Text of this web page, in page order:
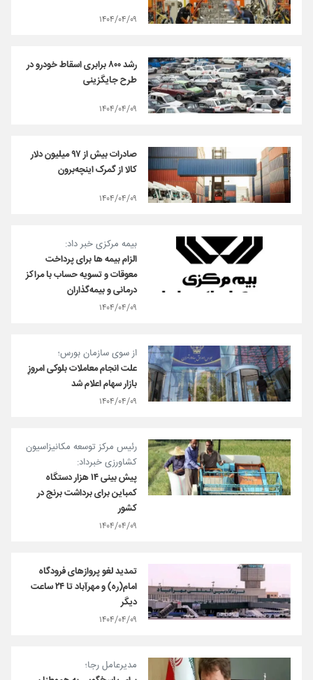
۱۴۰۴/۰۴/۰۹
رشد ۸۰۰ برابری اسقاط خودرو در
طرح جایگزینی
۱۴۰۴/۰۴/۰۹
صادرات بیش از ۹۷ میلیون دلار
کالا از گمرک اینچه‌برون
۱۴۰۴/۰۴/۰۹
بیمه مرکزی خبر داد:
الزام بیمه ها برای پرداخت
معوقات و تسویه حساب با مراکز
درمانی و بیمه‌گذاران
۱۴۰۴/۰۴/۰۹
از سوی سازمان بورس؛
علت انجام معاملات بلوکی امروزِ
بازار سهام اعلام شد
۱۴۰۴/۰۴/۰۹
رئیس مرکز توسعه مکانیزاسیون
کشاورزی خبرداد:
پیش بینی ۱۴ هزار دستگاه
کمباین برای برداشت برنج در
کشور
۱۴۰۴/۰۴/۰۹
تمدید لغو پروازهای فرودگاه
امام(ره) و مهرآباد تا ۲۴ ساعت
دیگر
۱۴۰۴/۰۴/۰۹
مدیرعامل رجا؛